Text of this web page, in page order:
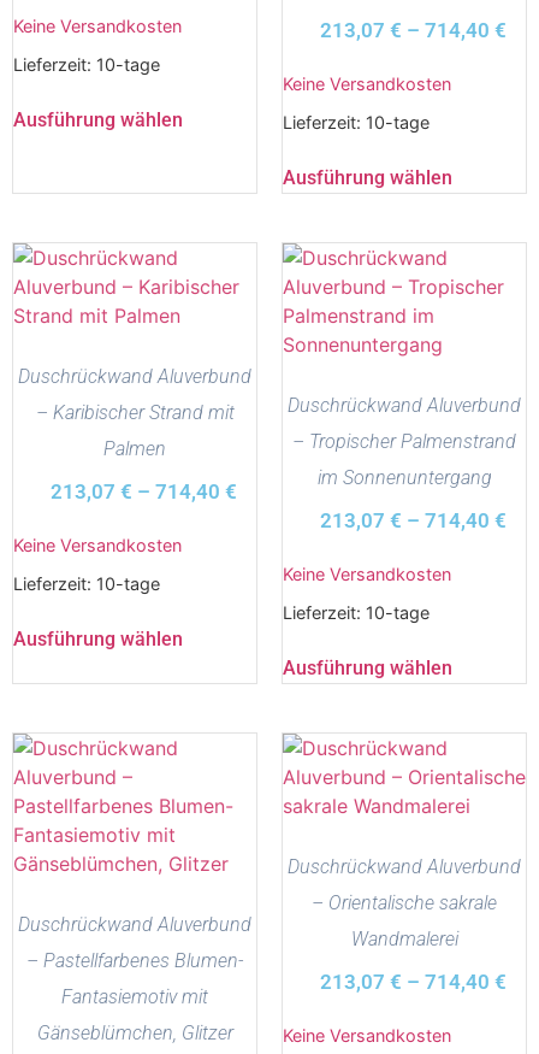
Keine Versandkosten
Lieferzeit: 10-tage
Ausführung wählen
213,07 € – 714,40 €
Keine Versandkosten
Lieferzeit: 10-tage
Ausführung wählen
Duschrückwand Aluverbund
– Karibischer Strand mit
Palmen
213,07 € – 714,40 €
Keine Versandkosten
Lieferzeit: 10-tage
Ausführung wählen
Duschrückwand Aluverbund
– Tropischer Palmenstrand
im Sonnenuntergang
213,07 € – 714,40 €
Keine Versandkosten
Lieferzeit: 10-tage
Ausführung wählen
Duschrückwand Aluverbund
– Pastellfarbenes Blumen-
Fantasiemotiv mit
Gänseblümchen, Glitzer
Duschrückwand Aluverbund
– Orientalische sakrale
Wandmalerei
213,07 € – 714,40 €
Keine Versandkosten